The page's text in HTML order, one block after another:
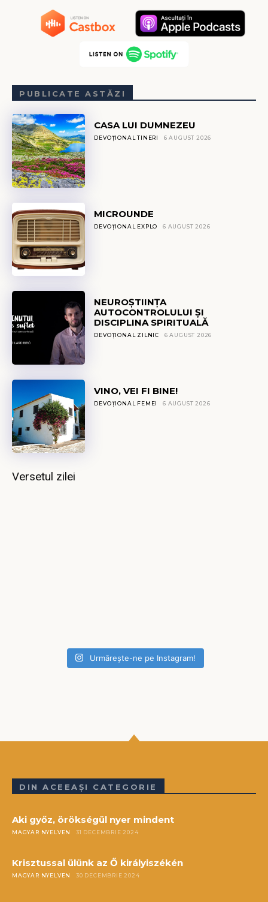
PUBLICATE ASTĂZI
CASA LUI DUMNEZEU
DEVOȚIONAL TINERI 6 AUGUST 2026
MICROUNDE
DEVOȚIONAL EXPLO 6 AUGUST 2026
NEUROȘTIINȚA
AUTOCONTROLULUI ȘI
DISCIPLINA SPIRITUALĂ
DEVOȚIONAL ZILNIC 6 AUGUST 2026
VINO, VEI FI BINE!
DEVOȚIONAL FEMEI 6 AUGUST 2026
Versetul zilei
Urmărește-ne pe Instagram!
DIN ACEEAȘI CATEGORIE
Aki győz, örökségül nyer mindent
MAGYAR NYELVEN 31 DECEMBRIE 2024
Krisztussal ülünk az Ő királyiszékén
MAGYAR NYELVEN 30 DECEMBRIE 2024